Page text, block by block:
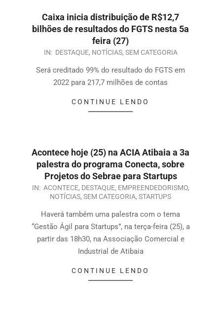
Caixa inicia distribuição de R$12,7
bilhões de resultados do FGTS nesta 5a
feira (27)
IN: DESTAQUE, NOTÍCIAS, SEM CATEGORIA
Será creditado 99% do resultado do FGTS em
2022 para 217,7 milhões de contas
CONTINUE LENDO
Acontece hoje (25) na ACIA Atibaia a 3a
palestra do programa Conecta, sobre
Projetos do Sebrae para Startups
IN: ACONTECE, DESTAQUE, EMPREENDEDORISMO,
NOTÍCIAS, SEM CATEGORIA, STARTUPS
Haverá também uma palestra com o tema
“Gestão Ágil para Startups”, na terça-feira (25), a
partir das 18h30, na Associação Comercial e
Industrial de Atibaia
CONTINUE LENDO